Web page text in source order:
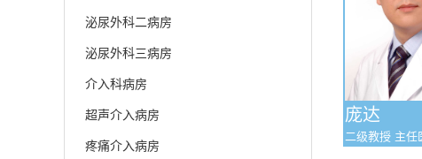
泌尿外科二病房
泌尿外科三病房
介入科病房
超声介入病房
疼痛介入病房
庞达
二级教授 主任医师 博士